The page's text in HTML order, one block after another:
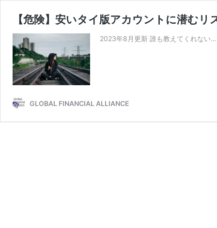
【危険】安いタイ版アカウントに潜むリ
2023年8月更新 誰も教えてくれない
GLOBAL FINANCIAL ALLIANCE